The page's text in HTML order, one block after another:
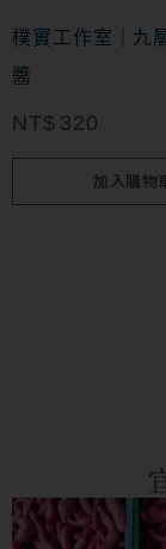
樸實工作室｜九
醬
NT$ 320
加入購物